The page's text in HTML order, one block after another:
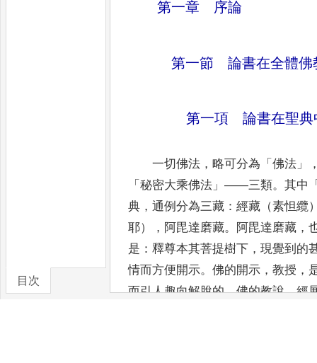
目次
第一章 序論
第一節 論書在全體佛
第一項 論書在聖典
一切佛法 ，略可分為 「佛法 」
「秘密大乘佛法 」——三類。其中
典 ，通例分為三藏 ：經藏（素怛纜
耶）
， 阿毘達磨藏。 阿毘達磨藏 ，
是 ：釋尊本其菩提樹下 ，現覺到的
情而方便開示。佛的開示 ，教授 ，
而引人趣向解脫的。佛的教說，經